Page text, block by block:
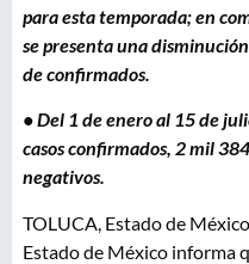
para esta temporada; en
se presenta una
de confirmados.
• Del 1 de enero al 15 de
casos confirmados, 2 mil
negativos.
TOLUCA, Estado de
Estado de México informa